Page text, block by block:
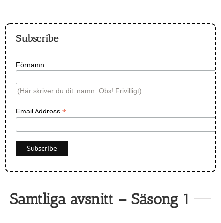
Subscribe
Förnamn
(Här skriver du ditt namn. Obs! Frivilligt)
Email Address *
Samtliga avsnitt – Säsong 1